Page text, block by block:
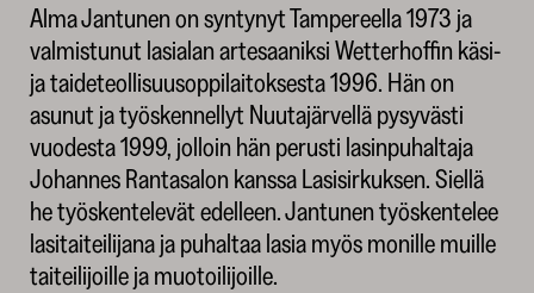
Alma Jantunen on syntynyt Tampereella 1973 ja
valmistunut lasialan artesaaniksi Wetterhoffin käsi-
ja taideteollisuusoppilaitoksesta 1996. Hän on
asunut ja työskennellyt Nuutajärvellä pysyvästi
vuodesta 1999, jolloin hän perusti lasinpuhaltaja
Johannes Rantasalon kanssa Lasisirkuksen. Siellä
he työskentelevät edelleen. Jantunen työskentelee
lasitaiteilijana ja puhaltaa lasia myös monille muille
taiteilijoille ja muotoilijoille.